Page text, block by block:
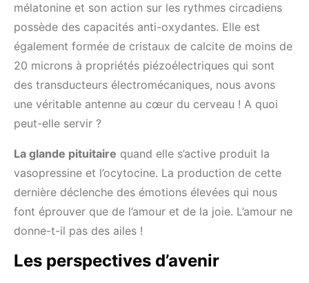
mélatonine et son action sur les rythmes circadiens
possède des capacités anti-oxydantes. Elle est
également formée de cristaux de calcite de moins de
20 microns à propriétés piézoélectriques qui sont
des transducteurs électromécaniques, nous avons
une véritable antenne au cœur du cerveau ! A quoi
peut-elle servir ?
La glande pituitaire quand elle s’active produit la
vasopressine et l’ocytocine. La production de cette
dernière déclenche des émotions élevées qui nous
font éprouver que de l’amour et de la joie. L’amour ne
donne-t-il pas des ailes !
Les perspectives d’avenir